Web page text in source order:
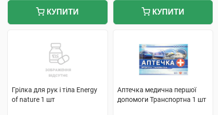
КУПИТИ КУПИТИ
Грілка для рук і тіла Energy
of nature 1 шт
Аптечка медична першої
допомоги Транспортна 1 шт